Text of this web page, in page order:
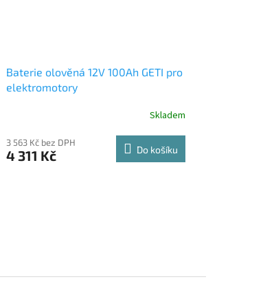
Baterie olověná 12V 100Ah GETI pro
elektromotory
Skladem
3 563 Kč bez DPH
4 311 Kč Do košíku